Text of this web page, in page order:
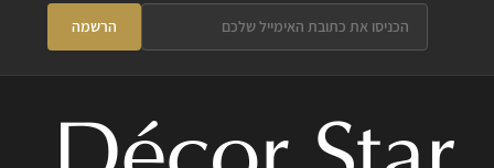
הרשמה